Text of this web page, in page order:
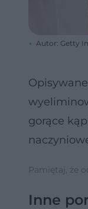
Autor: Getty
gorące
Pamiętaj, że
Inne